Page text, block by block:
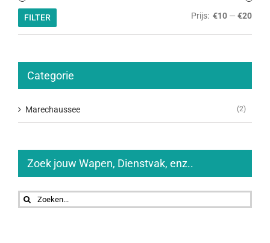
Min.
Max.
FILTER Prijs: €10 — €20
Categorie
Marechaussee (2)
Zoek jouw Wapen, Dienstvak, enz..
Zoeken
naar: